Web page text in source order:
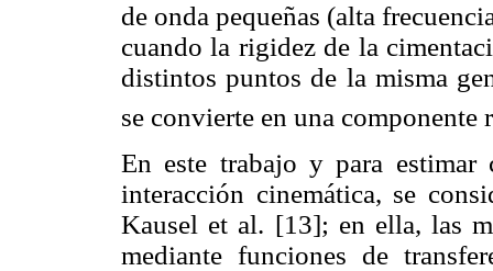
de onda pequeñas (alta
cuando la rigidez de la
distintos puntos de la misma
se convierte en una
En este trabajo y para
interacción cinemática, se
Kausel et al. [13]; en ella, las
mediante funciones de